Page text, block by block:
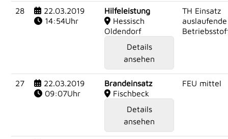
28
22.03.2019
14:54Uhr
Hilfeleistung
Hessisch
Oldendorf
Details
ansehen
TH Einsatz
auslaufende
27
22.03.2019
09:07Uhr
Brandeinsatz
Fischbeck
Details
ansehen
FEU mittel